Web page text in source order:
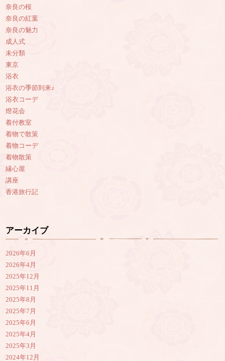
奈良の桜
奈良の紅葉
奈良の魅力
成人式
未分類
東京
浴衣
浴衣の季節到来♪
浴衣コーデ
燈花会
着付教室
着物で散策
着物コーデ
着物散策
縁心屋
講座
香港旅行記
アーカイブ
2026年6月
2026年4月
2025年12月
2025年11月
2025年8月
2025年7月
2025年6月
2025年4月
2025年3月
2024年12月